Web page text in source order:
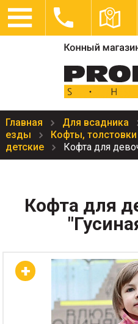
Главная Для всадника
езды
Кофты, толстовки
детские
Кофта для
Кофта для